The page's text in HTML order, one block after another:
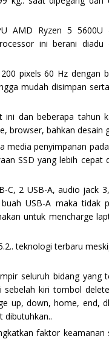
AMD Ryzen 5
ini berani diadu
pixels 60 Hz
mudah disimpan
ini dan beberapa tahun
browser, bahkan desain
media penyimpanan
SSD yang lebih cepat
C, 2 USB-A, audio jack
USB-A maka tidak
untuk mencharge
teknologi terbaru
seluruh bidang
kiri tombol
up, down, home, end,
dibutuhkan..
faktor